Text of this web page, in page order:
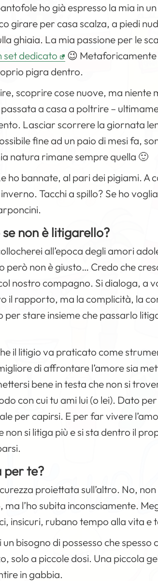
ho già espresso la mia in
girare per casa scalza, a piedi
ghiaia. La mia passione per le
set dedicato
😉
pigra dentro.
scoprire cose nuove, ma niente
a casa a poltrire –
Lasciar scorrere la giornata
fine ad un paio di mesi fa,
natura rimane sempre quella 🙂
ho bannate, al pari dei pigiami. A
Tacchi a spillo? Se ho
se non è litigarello?
all’epoca degli amori
però non è giusto… Credo che
nostro compagno. Si dialoga, a
il rapporto, ma la complicità, la
per stare insieme che passarlo
il litigio va praticato come
di affrontare l’amore sia
bene in testa che non si
con cui tu ami lui (o lei). Dato
per capirsi. E per far vivere
non si litiga più e si sta dentro il
per te?
proiettata sull’altro. No,
l’ho subita inconsciamente.
insicuri, rubano tempo alla vita e
un bisogno di possesso che
solo a piccole dosi. Una piccola
in gabbia.